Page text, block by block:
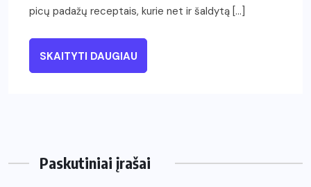
picų padažų receptais, kurie net ir šaldytą […]
SKAITYTI DAUGIAU
Paskutiniai įrašai